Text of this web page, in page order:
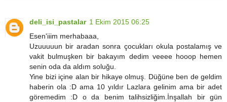
deli_isi_pastalar 1 Ekim 2015 06:25
Esen'iiim merhabaaa,
Uzuuuuun bir aradan sonra çocukları okula postalamış ve
vakit bulmuşken bir bakayım dedim veeee hooop hemen
senin oda da aldım soluğu.
Yine bizi içine alan bir hikaye olmuş. Düğüne ben de geldim
haberin ola :D ama 10 yıldır Lazlara gelinim ama bir adet
göremedim :D o da benim talihsizliğim.İnşallah bir gün